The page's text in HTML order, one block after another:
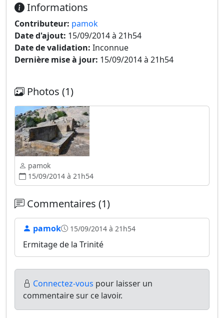
Informations
Contributeur: pamok
Date d'ajout: 15/09/2014 à 21h54
Date de validation: Inconnue
Dernière mise à jour: 15/09/2014 à 21h54
Photos (1)
pamok
15/09/2014 à 21h54
Commentaires (1)
pamok 15/09/2014 à 21h54
Ermitage de la Trinité
Connectez-vous pour laisser un
commentaire sur ce lavoir.